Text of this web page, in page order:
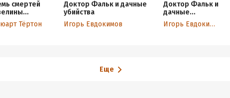
смертей
Тёртон
Доктор Фальк и дачные
убийства
Игорь Евдокимов
Доктор Фальк и
дачные
убийства
Игорь Евдокимов
Еще